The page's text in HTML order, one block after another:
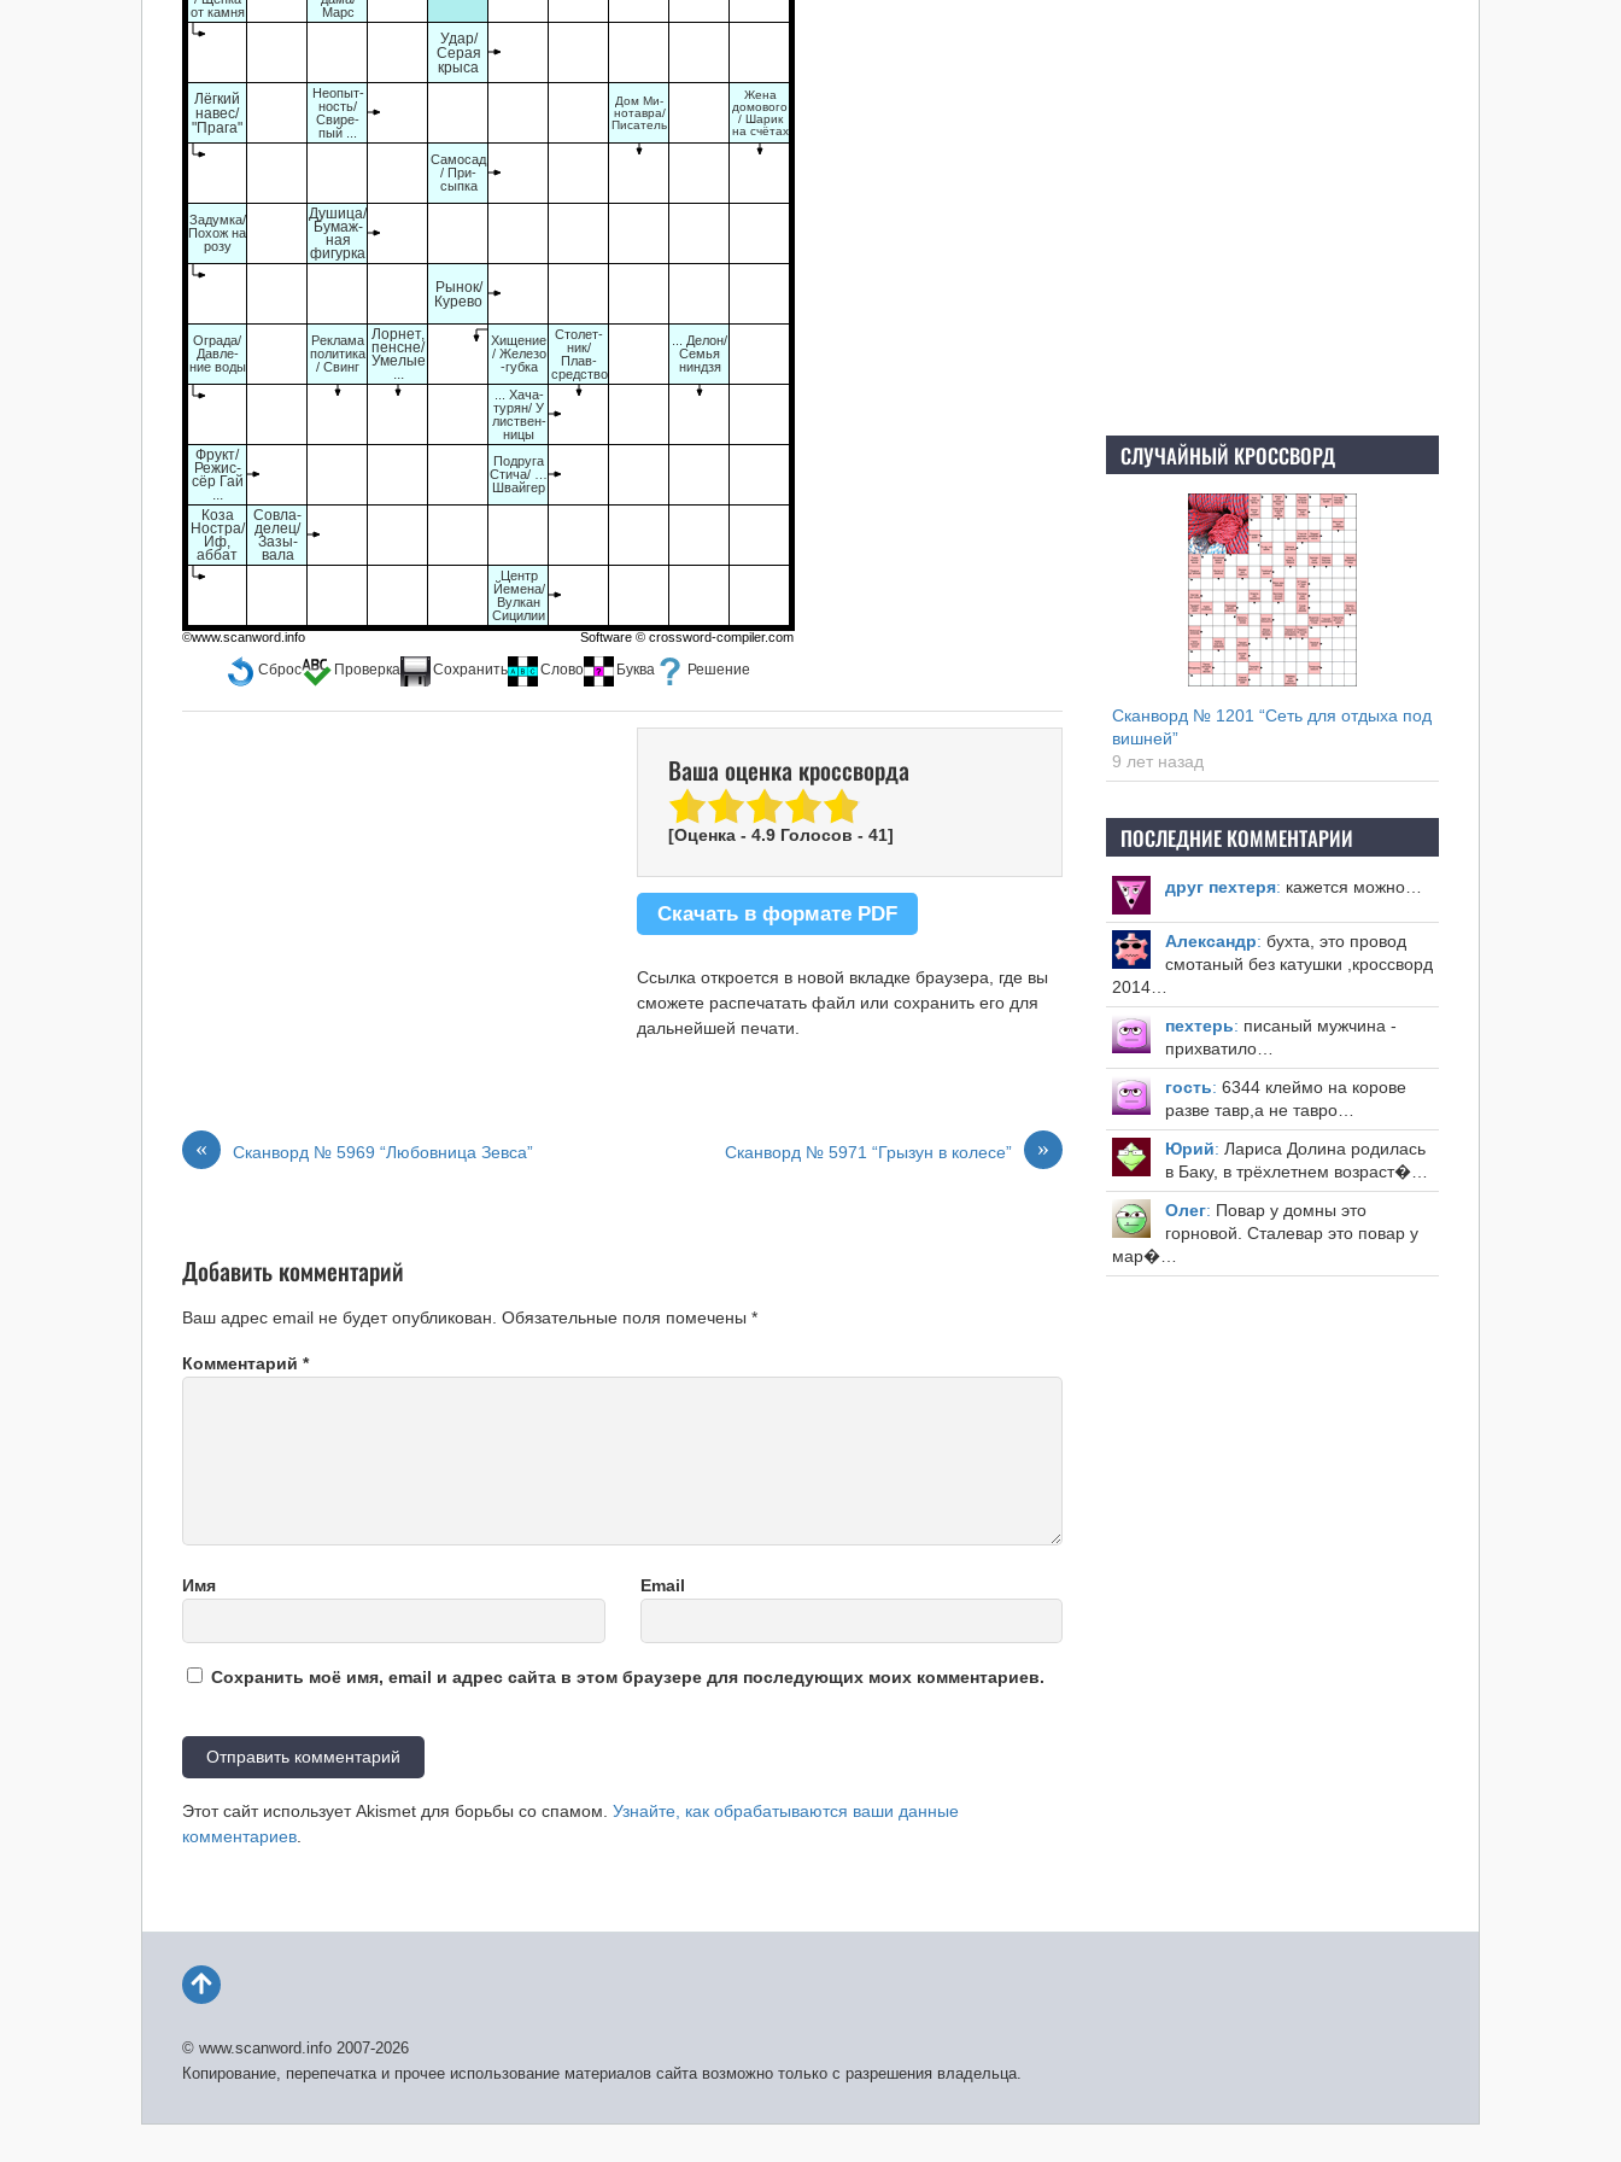
Сброс Проверка Сохранить Слово Буква Решение
от камня
Марс
Удар/
Серая
крыса
Лёгкий
навес/
"Прага"
Неопыт-
ность/
Свире-
пый ...
Дом Ми-
нотавра/
Писатель
Жена
домового
/ Шарик
на счётах
Самосад
/ При-
сыпка
Задумка/
Похож на
розу
Душица/
Бумаж-
ная
фигурка
Рынок/
Курево
Ограда/
Давле-
ние воды
Реклама
политика
/ Свинг
Лорнет,
пенсне/
Умелые
Хищение
/ Железо
-губка
Столет-
ник/
Плав-
средство
... Делон/
Семья
ниндзя
... Хача-
турян/ У
листвен-
ницы
Фрукт/
Режис-
сёр Гай
Подруга
Стича/ …
Швайгер
Коза
Ностра/
Иф,
аббат
Совла-
делец/
Зазы-
вала
Центр
Йемена/
Вулкан
Сицилии
©www.scanword.info
Software ©crossword-compiler.com
Ваша оценка кроссворда
[Оценка - 4.9Голосов - 41]
Скачать в формате PDF
Ссылка откроется в новой вкладке браузера, где вы
сможете распечатать файл или сохранить его для
дальнейшей печати.
« Сканворд № 5969 “Любовница Зевса” »
Сканворд № 5971 “Грызун в колесе”
Добавить комментарий
Ваш адрес email не будет опубликован. Обязательные поля помечены*
Комментарий*
Имя Email
Сохранить моё имя, email и адрес сайта в этом браузере для последующих моих комментариев.
Этот сайт использует Akismet для борьбы со спамом.Узнайте, как обрабатываются ваши данные
комментариев
СЛУЧАЙНЫЙ КРОССВОРД
Сканворд № 1201 “Сеть для отдыха под
вишней”
9 лет назад
ПОСЛЕДНИЕ КОММЕНТАРИИ
друг пехтеря: кажется можно…
Александр: бухта, это провод
смотаный без катушки ,кроссворд
2014…
пехтерь: писаный мужчина -
прихватило…
гость: 6344 клеймо на корове
разве тавр,а не тавро…
Юрий: Лариса Долина родилась
в Баку, в трёхлетнем возраст�…
Олег: Повар у домны это
горновой. Сталевар это повар у
мар�…
© www.scanword.info 2007-2026
Копирование, перепечатка и прочее использование материалов сайта возможно только с разрешения владельца.